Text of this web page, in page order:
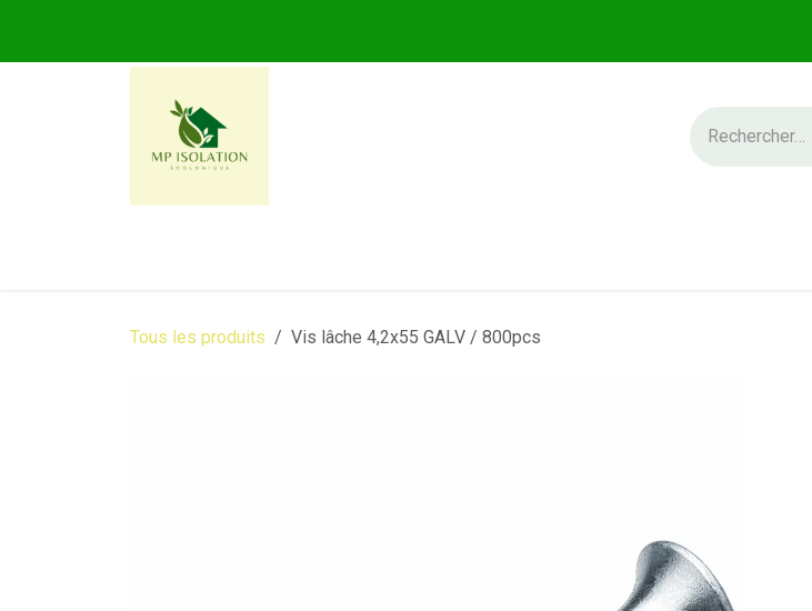
Tous les produits Vis lâche 4,2x55 GALV / 800pcs